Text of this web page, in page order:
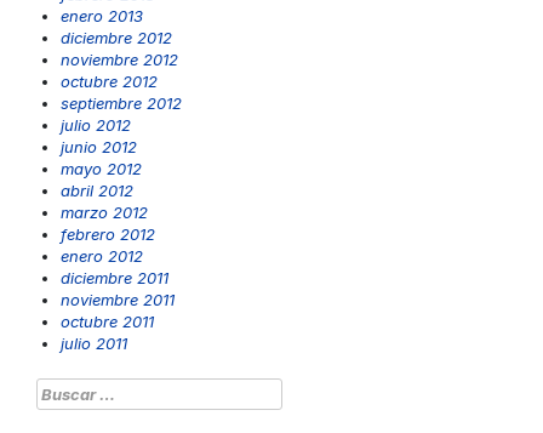
enero 2013
diciembre 2012
noviembre 2012
octubre 2012
septiembre 2012
julio 2012
junio 2012
mayo 2012
abril 2012
marzo 2012
febrero 2012
enero 2012
diciembre 2011
noviembre 2011
octubre 2011
julio 2011
Buscar: